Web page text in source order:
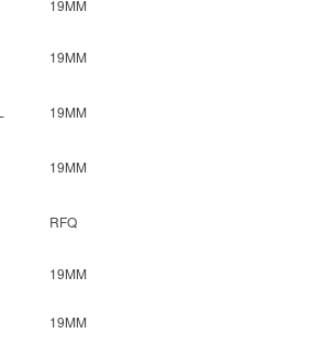
19MM
19MM
19MM
19MM
RFQ
19MM
19MM